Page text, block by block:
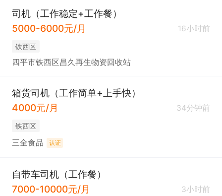
司机（工作稳定+工作餐）
5000-6000元/月
16小时前
铁西区
四平市铁西区昌久再生物资回收站
箱货司机（工作简单+上手快）
4000元/月
34分钟前
铁西区
三全食品 认证
自带车司机（工作餐）
7000-10000元/月
3小时前